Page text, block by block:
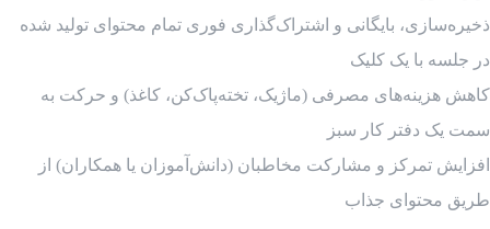
ذخیره‌سازی، بایگانی و اشتراک‌گذاری فوری تمام محتوای تولید شده
در جلسه با یک کلیک
کاهش هزینه‌های مصرفی (ماژیک، تخته‌پاک‌کن، کاغذ) و حرکت به
سمت یک دفتر کار سبز
افزایش تمرکز و مشارکت مخاطبان (دانش‌آموزان یا همکاران) از
طریق محتوای جذاب